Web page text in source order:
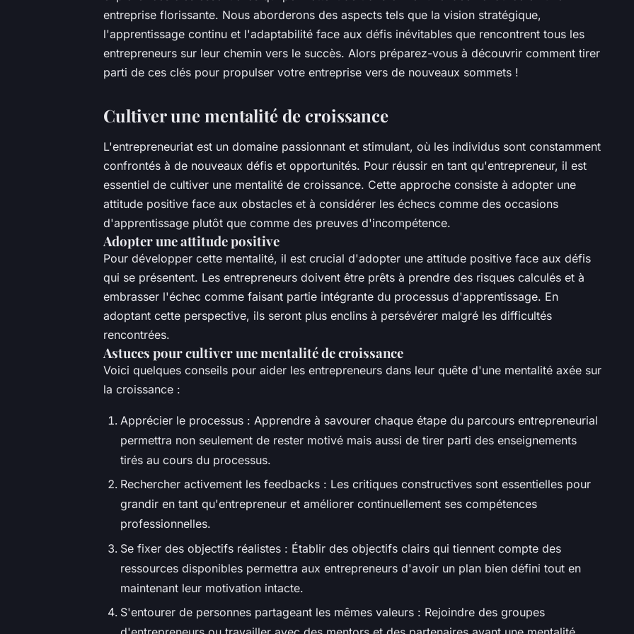
entreprise florissante. Nous aborderons des aspects tels que la vision stratégique,
l'apprentissage continu et l'adaptabilité face aux défis inévitables que rencontrent tous les
entrepreneurs sur leur chemin vers le succès. Alors préparez-vous à découvrir comment tirer
parti de ces clés pour propulser votre entreprise vers de nouveaux sommets !
Cultiver une mentalité de croissance
L'entrepreneuriat est un domaine passionnant et stimulant, où les individus sont constamment
confrontés à de nouveaux défis et opportunités. Pour réussir en tant qu'entrepreneur, il est
essentiel de cultiver une mentalité de croissance. Cette approche consiste à adopter une
attitude positive face aux obstacles et à considérer les échecs comme des occasions
d'apprentissage plutôt que comme des preuves d'incompétence.
Adopter une attitude positive
Pour développer cette mentalité, il est crucial d'adopter une attitude positive face aux défis
qui se présentent. Les entrepreneurs doivent être prêts à prendre des risques calculés et à
embrasser l'échec comme faisant partie intégrante du processus d'apprentissage. En
adoptant cette perspective, ils seront plus enclins à persévérer malgré les difficultés
rencontrées.
Astuces pour cultiver une mentalité de croissance
Voici quelques conseils pour aider les entrepreneurs dans leur quête d'une mentalité axée sur
la croissance :
Apprécier le processus : Apprendre à savourer chaque étape du parcours entrepreneurial
permettra non seulement de rester motivé mais aussi de tirer parti des enseignements
tirés au cours du processus.
Rechercher activement les feedbacks : Les critiques constructives sont essentielles pour
grandir en tant qu'entrepreneur et améliorer continuellement ses compétences
professionnelles.
Se fixer des objectifs réalistes : Établir des objectifs clairs qui tiennent compte des
ressources disponibles permettra aux entrepreneurs d'avoir un plan bien défini tout en
maintenant leur motivation intacte.
S'entourer de personnes partageant les mêmes valeurs : Rejoindre des groupes